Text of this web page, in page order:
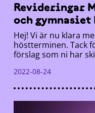
Revideringar
och
Hej! Vi är nu klara
höstterminen. Tack
förslag som ni har
2022-08-24